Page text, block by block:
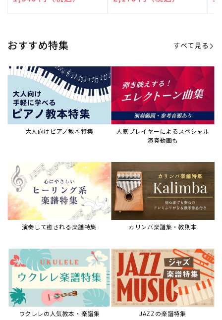
JAZZの楽譜特集
おすすめ記事 すべて見る
【第21回公開】なぜ人々は祭りを
必要とするのか？祭りの今を見つ
める現地ルポ
【第16回公開】ヨーロッパを拠点
に世界を駆けまわる阿部加奈子の
今に迫る